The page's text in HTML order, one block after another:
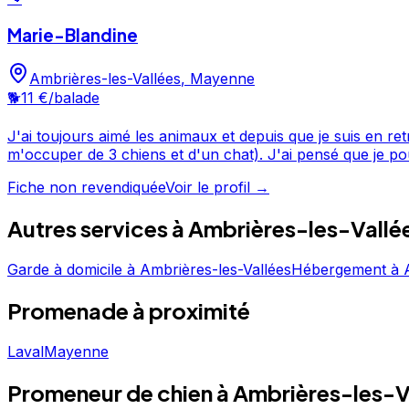
Marie-Blandine
Ambrières-les-Vallées, Mayenne
🐕11 €/balade
J'ai toujours aimé les animaux et depuis que je suis en
m'occuper de 3 chiens et d'un chat). J'ai pensé que je pouvais mettre mon expérience à disposition en m' inscrivant comme dog-sitter. Je propose donc à votre petit
votre chien contre remboursement des frais d'essence.
Fiche non revendiquéeVoir le profil →
Autres services àAmbrières-les-
Garde à domicile à Ambrières-les-ValléesHébergement à
Promenade à proximité
LavalMayenne
Promeneur de chien à Ambrières-les-